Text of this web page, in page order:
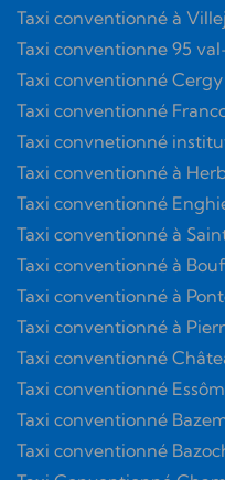
Taxi conventionné à
Taxi conventionne 95
Taxi conventionné Cergy
Taxi conventionné
Taxi convnetionné
Taxi conventionné à
Taxi conventionné
Taxi conventionné à
Taxi conventionné à
Taxi conventionné à
Taxi conventionné à
Taxi conventionné
Taxi conventionné
Taxi conventionné
Taxi conventionné